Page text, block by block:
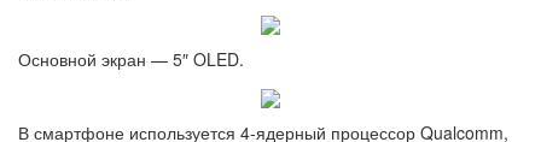
Основной экран — 5″ OLED.
В смартфоне используется 4-ядерный процессор Qualcomm,